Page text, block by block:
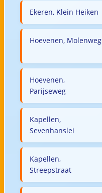
Ekeren, Klein Heiken
Hoevenen, Molenweg
Hoevenen,
Parijseweg
Kapellen,
Sevenhanslei
Kapellen,
Streepstraat